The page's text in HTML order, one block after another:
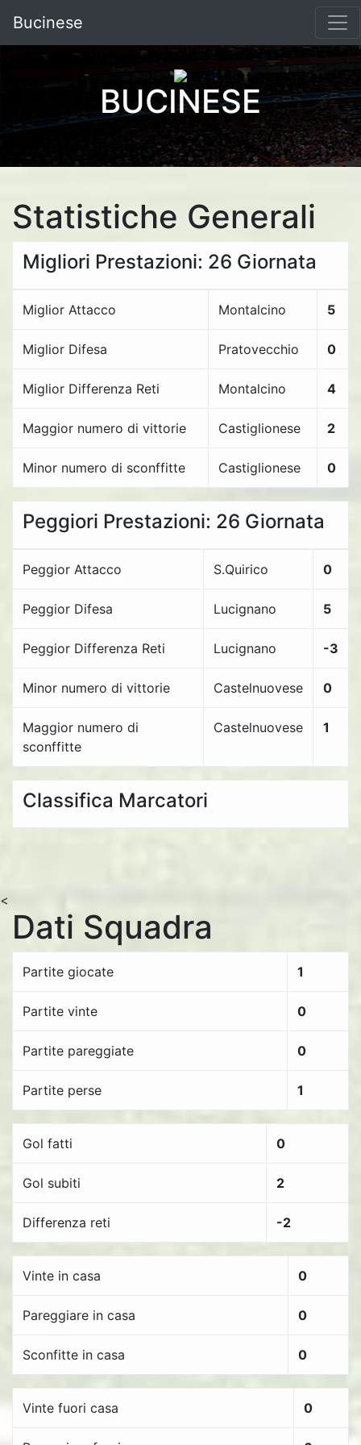
Bucinese
BUCINESE
Statistiche Generali
Migliori Prestazioni: 26 Giornata
Miglior Attacco Montalcino 5
Miglior Difesa Pratovecchio 0
Miglior Differenza Reti Montalcino 4
Maggior numero di vittorie Castiglionese 2
Minor numero di sconffitte Castiglionese 0
Peggiori Prestazioni: 26 Giornata
Peggior Attacco S.Quirico 0
Peggior Difesa Lucignano 5
Peggior Differenza Reti Lucignano -3
Minor numero di vittorie Castelnuovese 0
Maggior numero di
sconffitte
Castelnuovese 1
Classifica Marcatori
<
Dati Squadra
Partite giocate 1
Partite vinte 0
Partite pareggiate 0
Partite perse 1
Gol fatti 0
Gol subiti 2
Differenza reti -2
Vinte in casa 0
Pareggiare in casa 0
Sconfitte in casa 0
Vinte fuori casa 0